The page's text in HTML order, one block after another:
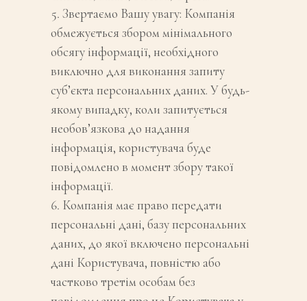
Звертаємо Вашу увагу: Компанія
обмежується збором мінімального
обсягу інформації, необхідного
виключно для виконання запиту
суб’єкта персональних даних. У будь-
якому випадку, коли запитується
необов’язкова до надання
інформація, користувача буде
повідомлено в момент збору такої
інформації.
Компанія має право передати
персональні дані, базу персональних
даних, до якої включено персональні
дані Користувача, повністю або
частково третім особам без